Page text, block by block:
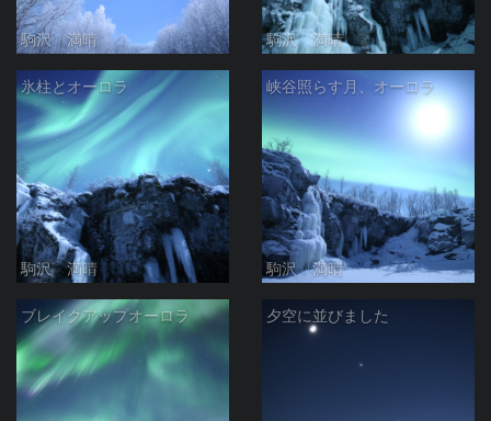
駒沢 満晴 駒沢 満晴
氷柱とオーロラ
駒沢 満晴
峡谷照らす月、オーロラ
駒沢 満晴
ブレイクアップオーロラ 夕空に並びました